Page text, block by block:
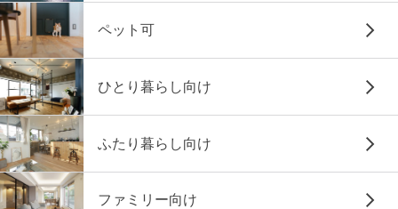
ペット可
ひとり暮らし向け
ふたり暮らし向け
ファミリー向け